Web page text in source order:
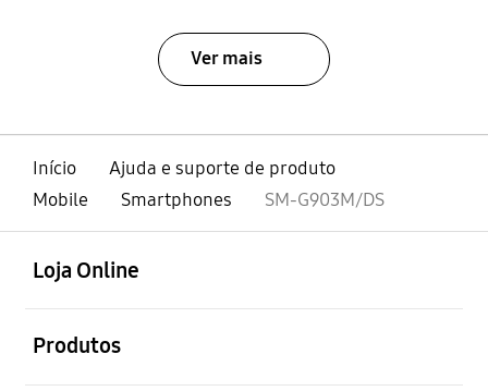
Ver mais
Início
Ajuda e suporte de produto
Mobile
Smartphones SM-G903M/DS
Loja Online
Produtos